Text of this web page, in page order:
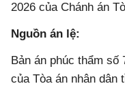
2026 của Chánh án
Nguồn án lệ:
Bản án phúc thẩm số
của Tòa án nhân dân